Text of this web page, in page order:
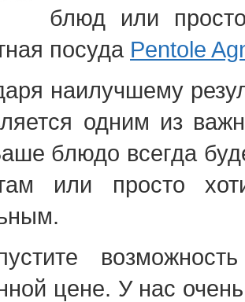
блюд или
посуда Pentole
наилучшему
одним из
блюдо всегда
или просто
цене. У нас